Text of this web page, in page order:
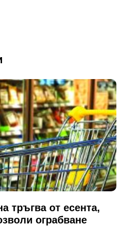
тръгва от есента,
ограбване